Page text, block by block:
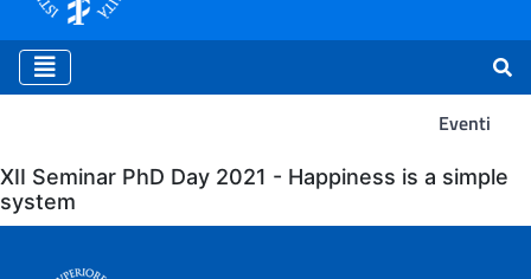
Eventi
Eventi
XII Seminar PhD Day 2021 - Happiness is a simple
system